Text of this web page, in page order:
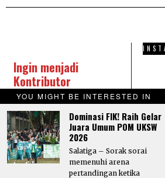
2
YOU MIGHT BE INTERESTED IN
Dominasi FIK! Raih Gelar
Juara Umum POM UKSW
2026
Salatiga – Sorak sorai
memenuhi arena
pertandingan ketika
Ingin menjadi
Kontributor
Scientiarum? Kirim
karya tulis berupa
Artikel, Opini, Puisi,
dan Sastra lainnya
melalui surel:
Redaksi Scientiarum